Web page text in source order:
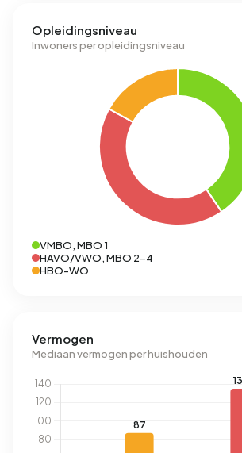
Opleidingsniveau
Inwoners per opleidingsniveau
VMBO, MBO 1
HAVO/VWO, MBO 2-4
HBO-WO
Vermogen
Mediaan vermogen per huishouden